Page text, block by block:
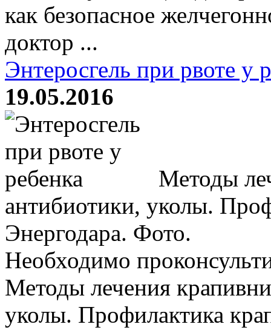
как безопасное
доктор ...
Энтеросгель при рвоте у
19.05.2016
Методы
антибиотики, уколы.
Энергодара. Фото.
Необходимо
Методы лечения
уколы. Профилактика